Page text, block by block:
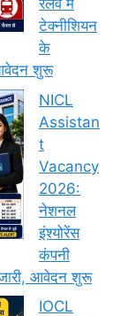
रेलवे में
टेक्नीशियन
के
शुरू
NICL
Assistan
t
Vacancy
2026:
नेशनल
इंश्योरेंस
कंपनी
जारी, आवेदन शुरू
IOCL